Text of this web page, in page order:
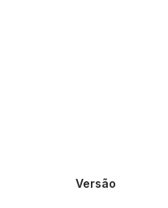
Versão